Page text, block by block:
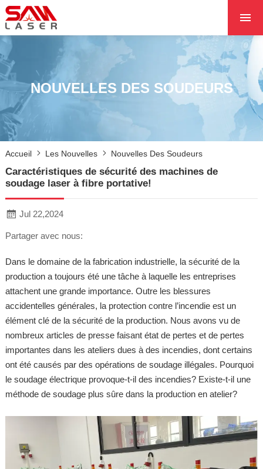
À PROPOS DE
PRODUITS
LES PROJETS
LES NOUVELLES
NOUVELLES DES SOUDEURS
Accueil Les Nouvelles Nouvelles Des Soudeurs
Caractéristiques de sécurité des machines de
soudage laser à fibre portative!
Jul 22,2024
Partager avec nous:
Dans le domaine de la fabrication industrielle, la sécurité de la
production a toujours été une tâche à laquelle les entreprises
attachent une grande importance. Outre les blessures
accidentelles générales, la protection contre l’incendie est un
élément clé de la sécurité de la production. Nous avons vu de
nombreux articles de presse faisant état de pertes et de pertes
importantes dans les ateliers dues à des incendies, dont certains
ont été causés par des opérations de soudage illégales. Pourquoi
le soudage électrique provoque-t-il des incendies? Existe-t-il une
méthode de soudage plus sûre dans la production en atelier?